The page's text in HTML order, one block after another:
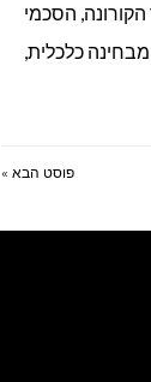
הסכמי
כלכלית,
פוסט הבא »